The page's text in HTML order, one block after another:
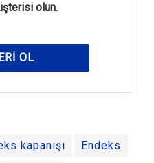
olun.
OL
kapanışı Endeks